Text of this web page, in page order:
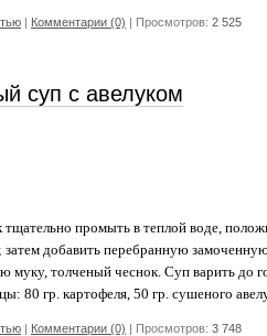
| Комментарии (0) | Просмотров: 2 525
суп с авелуком
промыть в теплой воде,
затем добавить перебранную
муку, толченый чеснок. Суп варить до
80 гр. картофеля, 50 гр. сушеного
| Комментарии (0) | Просмотров: 3 748